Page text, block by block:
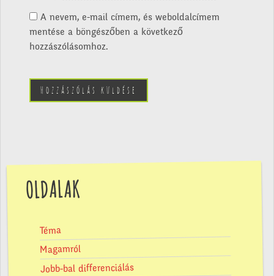
A nevem, e-mail címem, és weboldalcímem
mentése a böngészőben a következő
hozzászólásomhoz.
OLDALAK
Téma
Magamról
Jobb-bal differenciálás